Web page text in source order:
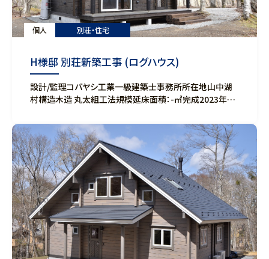
個人 別荘・住宅
H様邸 別荘新築工事 (ログハウス)
設計/監理コバヤシ工業一級建築士事務所所在地山中湖
村構造木造 丸太組工法規模延床面積：-㎡完成2023年3